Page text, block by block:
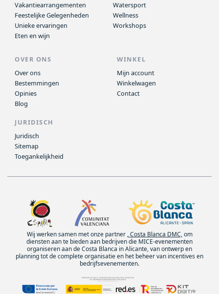
Vakantiearrangementen
Feestelijke Gelegenheden
Unieke ervaringen
Eten en wijn
Watersport
Wellness
Workshops
OVER ONS
Over ons
Bestemmingen
Opinies
Blog
WINKEL
Mijn account
Winkelwagen
Contact
JURIDISCH
Juridisch
Sitemap
Toegankelijkheid
Wij werken samen met onze partner , Costa Blanca DMC,om
diensten aan te bieden aan bedrijven die MICE-evenementen
organiseren aan de Costa Blanca in Alicante, van ontwerp en
planning tot de complete organisatie en het beheer van incentives en
bedrijfsevenementen.